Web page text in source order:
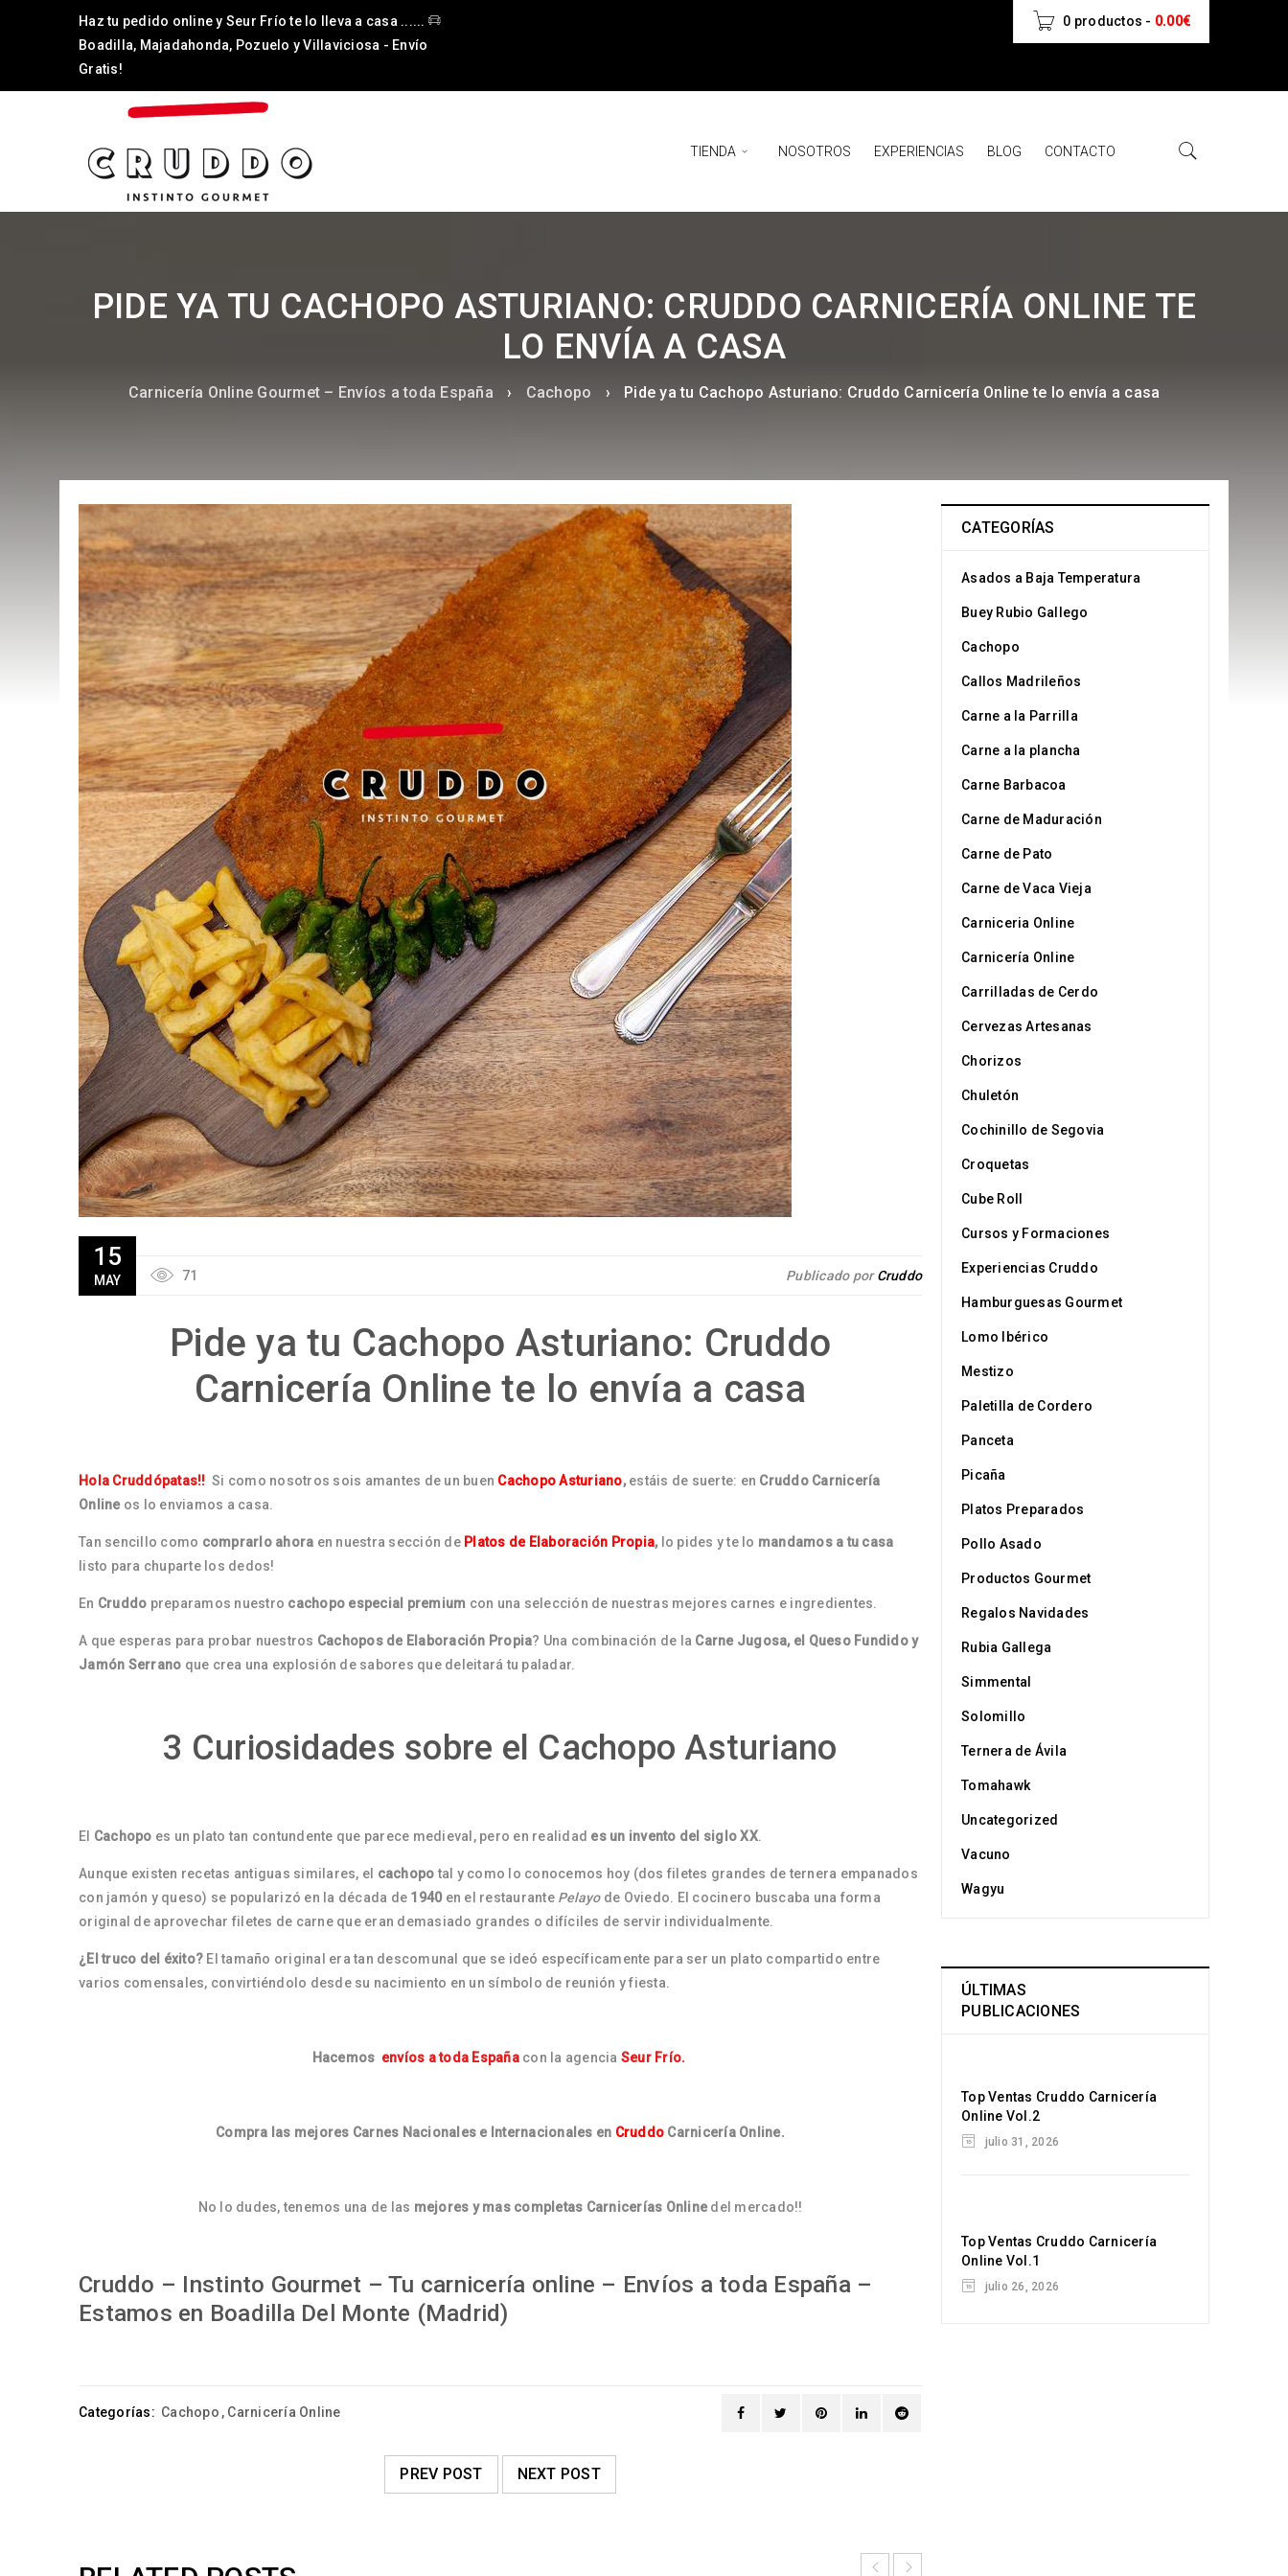
Haz tu pedido online y Seur Frío te lo lleva a casa ......
Boadilla, Majadahonda, Pozuelo y Villaviciosa - Envío
Gratis!
0 productos - 0.00€
TIENDA NOSOTROS EXPERIENCIAS BLOG CONTACTO
PIDE YA TU CACHOPO ASTURIANO: CRUDDO CARNICERÍA ONLINE TE
LO ENVÍA A CASA
Carnicería Online Gourmet – Envíos a toda España › Cachopo › Pide ya tu Cachopo Asturiano: Cruddo Carnicería Online te lo envía a casa
15
MAY 71 Publicado porCruddo
Pide ya tu Cachopo Asturiano: Cruddo
Carnicería Online te lo envía a casa
Hola Cruddópatas!! Si como nosotros sois amantes de un buen Cachopo Asturiano,estáis de suerte: en Cruddo Carnicería
Onlineos lo enviamos a casa.
Tan sencillo como comprarlo ahora en nuestra sección de Platos de Elaboración Propia, lo pides y te lo mandamos a tu casa
listo para chuparte los dedos!
En Cruddo preparamos nuestro cachopo especial premium con una selección de nuestras mejores carnes e ingredientes.
A que esperas para probar nuestros Cachopos de Elaboración Propia? Una combinación de la Carne Jugosa, el Queso Fundido y
Jamón Serrano que crea una explosión de sabores que deleitará tu paladar.
3 Curiosidades sobre el Cachopo Asturiano
El Cachopo es un plato tan contundente que parece medieval, pero en realidad es un invento del siglo XX.
Aunque existen recetas antiguas similares, el cachopotal y como lo conocemos hoy (dos filetes grandes de ternera empanados
con jamón y queso) se popularizó en la década de 1940en el restaurante Pelayode Oviedo. El cocinero buscaba una forma
original de aprovechar filetes de carne que eran demasiado grandes o difíciles de servir individualmente.
¿El truco del éxito? El tamaño original era tan descomunal que se ideó específicamente para ser un plato compartido entre
varios comensales, convirtiéndolo desde su nacimiento en un símbolo de reunión y fiesta.
Hacemos envíos a toda Españacon la agencia Seur Frío.
Compra las mejores Carnes Nacionales e Internacionales en Cruddo Carnicería Online.
No lo dudes, tenemos una de las mejores y mas completas Carnicerías Onlinedel mercado!!
Cruddo – Instinto Gourmet – Tu carnicería online – Envíos a toda España –
Estamos en Boadilla Del Monte (Madrid)
Categorías: Cachopo , Carnicería Online
PREV POST NEXT POST
CATEGORÍAS
Asados a Baja Temperatura
Buey Rubio Gallego
Cachopo
Callos Madrileños
Carne a la Parrilla
Carne a la plancha
Carne Barbacoa
Carne de Maduración
Carne de Pato
Carne de Vaca Vieja
Carniceria Online
Carnicería Online
Carrilladas de Cerdo
Cervezas Artesanas
Chorizos
Chuletón
Cochinillo de Segovia
Croquetas
Cube Roll
Cursos y Formaciones
Experiencias Cruddo
Hamburguesas Gourmet
Lomo Ibérico
Mestizo
Paletilla de Cordero
Panceta
Picaña
Platos Preparados
Pollo Asado
Productos Gourmet
Regalos Navidades
Rubia Gallega
Simmental
Solomillo
Ternera de Ávila
Tomahawk
Uncategorized
Vacuno
Wagyu
ÚLTIMAS
PUBLICACIONES
Top Ventas Cruddo Carnicería
Online Vol.2
julio 31, 2026
Top Ventas Cruddo Carnicería
Online Vol.1
julio 26, 2026